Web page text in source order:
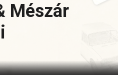
Mészár